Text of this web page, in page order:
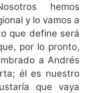
hemos
y lo vamos a
que define será
por lo pronto,
a Andrés
él es nuestro
que vaya